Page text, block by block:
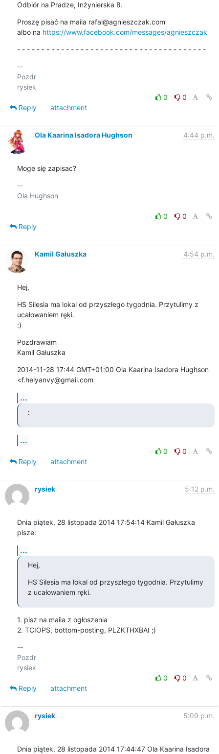
Odbiór na Pradze, Inżynierska 8.
Proszę pisać na maila rafal@agnieszczak.com
albo na https://www.facebook.com/messages/agnieszczak
- - - - - - - - - - - - - - - - - - - - - - - - - - - - - - - - - - - - - - -
--
Pozdr
0
0
Reply
attachment
Ola Kaarina Isadora Hughson 4:44 p.m.
Moge się zapisac?
--
Ola Hughson
0
0
Reply
Kamil Gałuszka 4:54 p.m.
Hej,
HS Silesia ma lokal od przyszłego tygodnia. Przytulimy z
ucałowaniem ręki.
:)
Pozdrawiam
Kamil Gałuszka
2014-11-28 17:44 GMT+01:00 Ola Kaarina Isadora Hughson
<f.helyanvy@gmail.com
...
:
...
0
0
Reply
attachment
rysiek 5:12 p.m.
Dnia piątek, 28 listopada 2014 17:54:14 Kamil Gałuszka
pisze:
...
Hej,
HS Silesia ma lokal od przyszłego tygodnia. Przytulimy
z ucałowaniem ręki.
1. pisz na maila z ogłoszenia
2. TCIOPS, bottom-posting, PLZKTHXBAI ;)
--
Pozdr
0
0
Reply
attachment
rysiek 5:09 p.m.
Dnia piątek, 28 listopada 2014 17:44:47 Ola Kaarina Isadora